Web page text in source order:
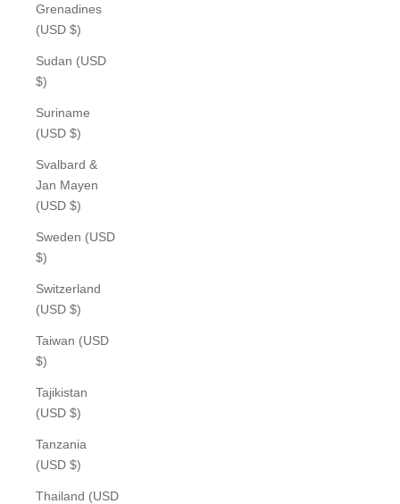
Grenadines
(USD $)
Sudan (USD
$)
Suriname
(USD $)
Svalbard &
Jan Mayen
(USD $)
Sweden (USD
$)
Switzerland
(USD $)
Taiwan (USD
$)
Tajikistan
(USD $)
Tanzania
(USD $)
Thailand (USD